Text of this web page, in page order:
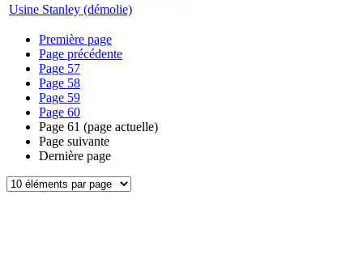
Usine Stanley (démolie)
Première page
Page précédente
Page 57
Page 58
Page 59
Page 60
Page 61 (page actuelle)
Page suivante
Dernière page